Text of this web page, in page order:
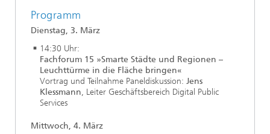
Programm
Dienstag, 3. März
14:30 Uhr:
Fachforum 15 »Smarte Städte und Regionen –
Leuchttürme in die Fläche bringen«
Vortrag und Teilnahme Paneldiskussion: Jens
Klessmann, Leiter Geschäftsbereich Digital Public
Services
Mittwoch, 4. März